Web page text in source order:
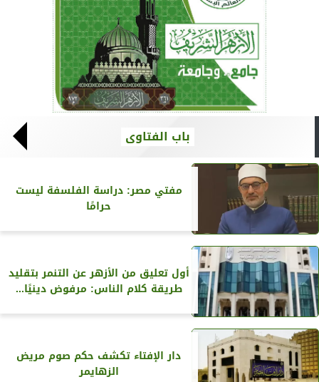
باب الفتاوى
مفتي مصر: دراسة الفلسفة ليست
حرامًا
أول تعليق من الأزهر عن التنمر بتقليد
طريقة كلام الناس: مرفوض دينيًا...
دار الإفتاء تكشف حكم صوم مريض
الزهايمر